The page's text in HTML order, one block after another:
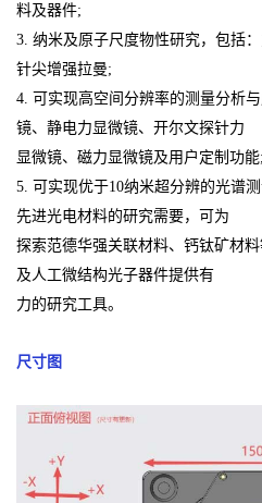
料及器件;
3. 纳米及原子尺度物性研究，包括
针尖增强拉曼;
4. 可实现高空间分辨率的测量分析
镜、静电力显微镜、开尔文探针力
显微镜、磁力显微镜及用户定制功能;
5. 可实现优于10纳米超分辨的光谱
先进光电材料的研究需要，可为
探索范德华强关联材料、钙钛矿材
及人工微结构光子器件提供有
力的研究工具。
尺寸图